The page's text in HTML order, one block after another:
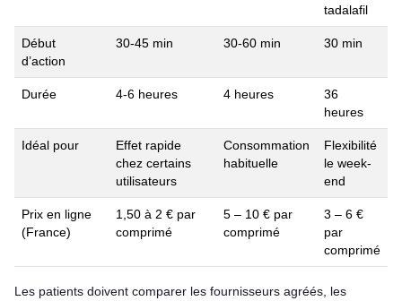
tadalafil
Début
d’action
30-45 min 30-60 min 30 min
Durée 4-6 heures 4 heures
36
heures
Idéal pour
Effet rapide
chez certains
utilisateurs
Consommation
habituelle
Flexibilité
le week-
end
Prix en ligne
(France)
1,50 à 2 € par
comprimé
5 – 10 € par
comprimé
3 – 6 €
par
comprimé
Les patients doivent comparer les fournisseurs agréés, les